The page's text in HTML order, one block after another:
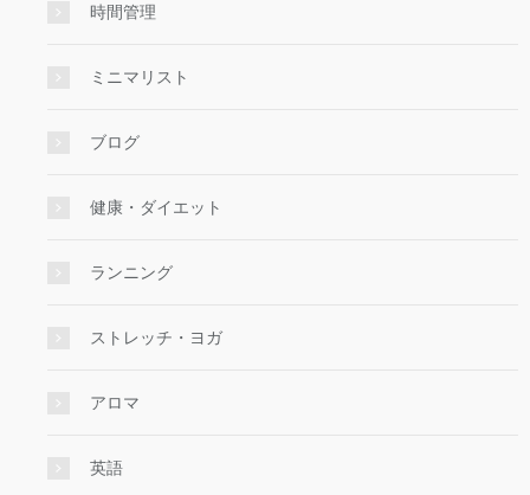
時間管理
ミニマリスト
ブログ
健康・ダイエット
ランニング
ストレッチ・ヨガ
アロマ
英語